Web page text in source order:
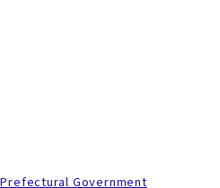
Government